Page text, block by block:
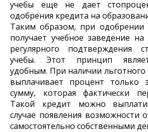
учебы еще не дает
одобрения кредита на
Таким образом, при одобрении
получает учебное заведение на
регулярного подтверждения
учебы. Этот принцип
удобным. При наличии льготного
выплачивает процент только
сумму, которая фактически
Такой кредит можно
случае появления возможности
самостоятельно собственными